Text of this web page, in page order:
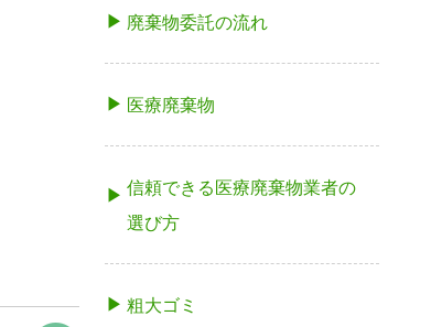
廃棄物委託の流れ
医療廃棄物
信頼できる医療廃棄物業者の
選び方
粗大ゴミ